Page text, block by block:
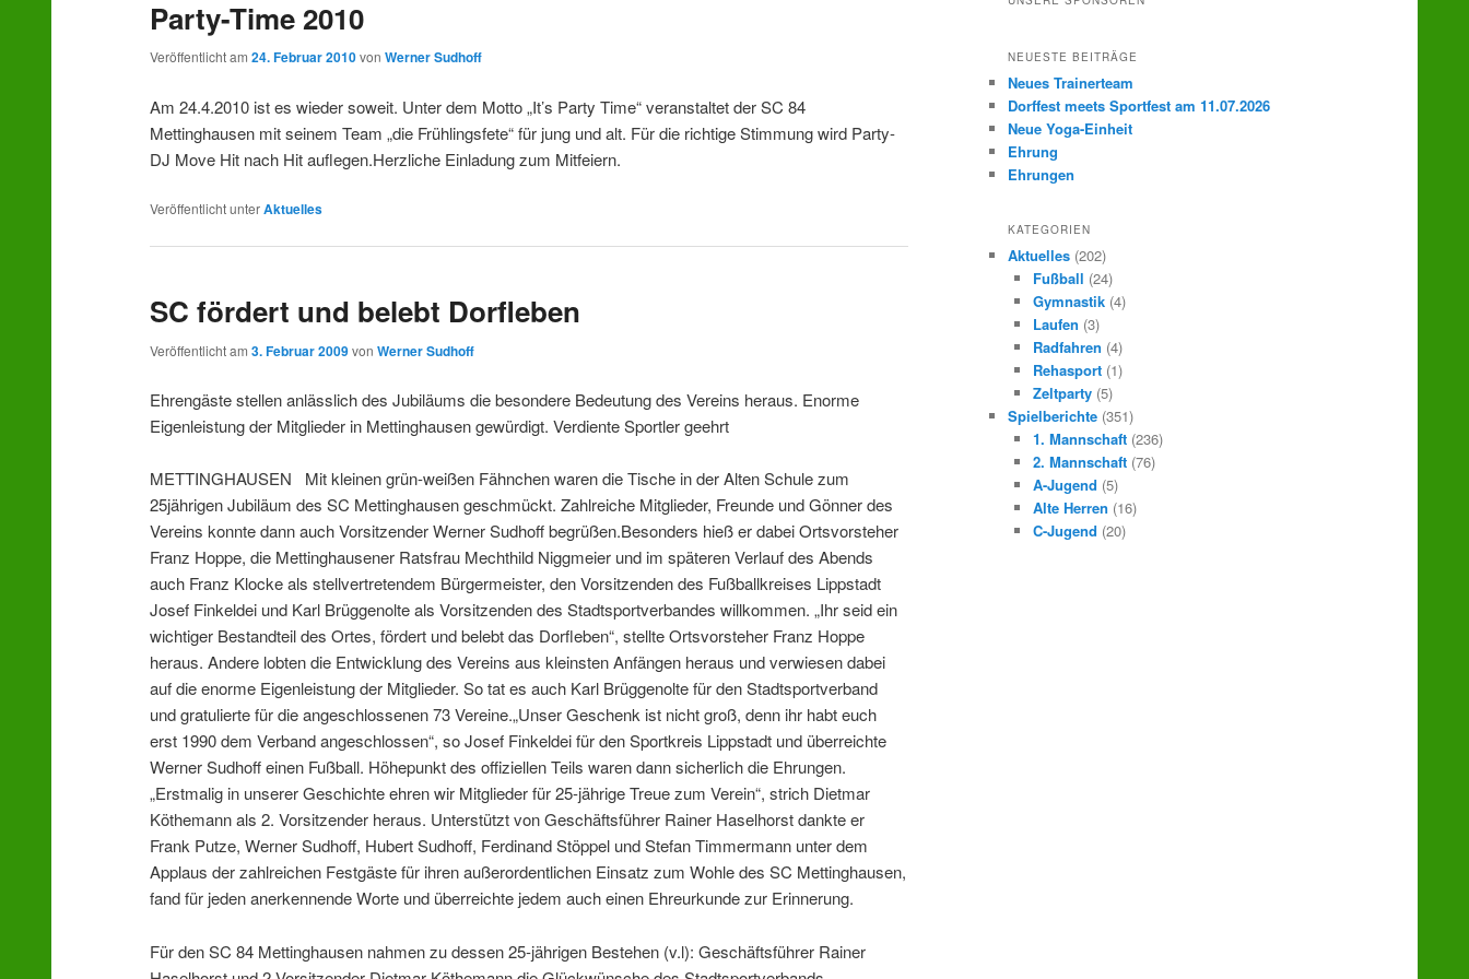
wechseln
Party-Time 2010
Veröffentlicht am24. Februar 2010vonWerner Sudhoff
Am 24.4.2010 ist es wieder soweit. Unter dem Motto „It’s Party Time“ veranstaltet der SC 84
Mettinghausen mit seinem Team „die Frühlingsfete“ für jung und alt. Für die richtige Stimmung wird Party-
DJ Move Hit nach Hit auflegen.Herzliche Einladung zum Mitfeiern.
Veröffentlicht unterAktuelles
SC fördert und belebt Dorfleben
Veröffentlicht am3. Februar 2009vonWerner Sudhoff
Ehrengäste stellen anlässlich des Jubiläums die besondere Bedeutung des Vereins heraus. Enorme
Eigenleistung der Mitglieder in Mettinghausen gewürdigt. Verdiente Sportler geehrt
METTINGHAUSEN Mit kleinen grün-weißen Fähnchen waren die Tische in der Alten Schule zum
25jährigen Jubiläum des SC Mettinghausen geschmückt. Zahlreiche Mitglieder, Freunde und Gönner des
Vereins konnte dann auch Vorsitzender Werner Sudhoff begrüßen.Besonders hieß er dabei Ortsvorsteher
Franz Hoppe, die Mettinghausener Ratsfrau Mechthild Niggmeier und im späteren Verlauf des Abends
auch Franz Klocke als stellvertretendem Bürgermeister, den Vorsitzenden des Fußballkreises Lippstadt
Josef Finkeldei und Karl Brüggenolte als Vorsitzenden des Stadtsportverbandes willkommen. „Ihr seid ein
wichtiger Bestandteil des Ortes, fördert und belebt das Dorfleben“, stellte Ortsvorsteher Franz Hoppe
heraus. Andere lobten die Entwicklung des Vereins aus kleinsten Anfängen heraus und verwiesen dabei
auf die enorme Eigenleistung der Mitglieder. So tat es auch Karl Brüggenolte für den Stadtsportverband
und gratulierte für die angeschlossenen 73 Vereine.„Unser Geschenk ist nicht groß, denn ihr habt euch
erst 1990 dem Verband angeschlossen“, so Josef Finkeldei für den Sportkreis Lippstadt und überreichte
Werner Sudhoff einen Fußball. Höhepunkt des offiziellen Teils waren dann sicherlich die Ehrungen.
„Erstmalig in unserer Geschichte ehren wir Mitglieder für 25-jährige Treue zum Verein“, strich Dietmar
Köthemann als 2. Vorsitzender heraus. Unterstützt von Geschäftsführer Rainer Haselhorst dankte er
Frank Putze, Werner Sudhoff, Hubert Sudhoff, Ferdinand Stöppel und Stefan Timmermann unter dem
Applaus der zahlreichen Festgäste für ihren außerordentlichen Einsatz zum Wohle des SC Mettinghausen,
fand für jeden anerkennende Worte und überreichte jedem auch einen Ehreurkunde zur Erinnerung.
Für den SC 84 Mettinghausen nahmen zu dessen 25-jährigen Bestehen (v.l): Geschäftsführer Rainer
NEUESTE BEITRÄGE
Neues Trainerteam
Dorffest meets Sportfest am 11.07.2026
Neue Yoga-Einheit
Ehrung
Ehrungen
KATEGORIEN
Aktuelles (202)
Fußball (24)
Gymnastik(4)
Laufen (3)
Radfahren (4)
Rehasport(1)
Zeltparty(5)
Spielberichte (351)
1. Mannschaft(236)
2. Mannschaft(76)
A-Jugend (5)
Alte Herren (16)
C-Jugend (20)